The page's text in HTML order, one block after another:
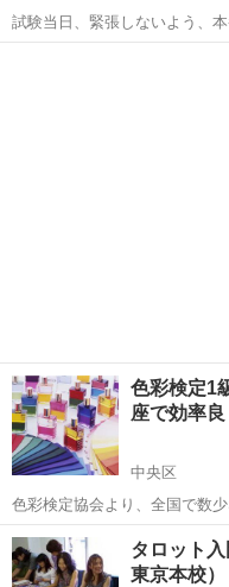
試験当日、緊張しないよう、
「模擬試験」や合格するため
色彩検定1
座で効率
中央区
色彩検定協会より、全国で数
した。 連続受賞の快挙 「色
がらにして家庭教師の様にマ
評戴いております。 分からな...
東京 中央区 その他
タロット
東京本校）